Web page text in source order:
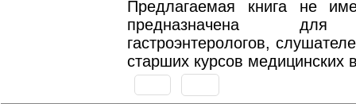
Предлагаемая книга не
предназначена для
гастроэнтерологов,
старших курсов медицинских